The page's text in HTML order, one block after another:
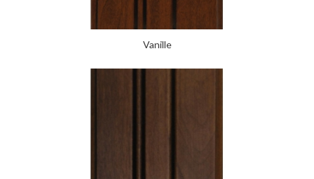
Vanille